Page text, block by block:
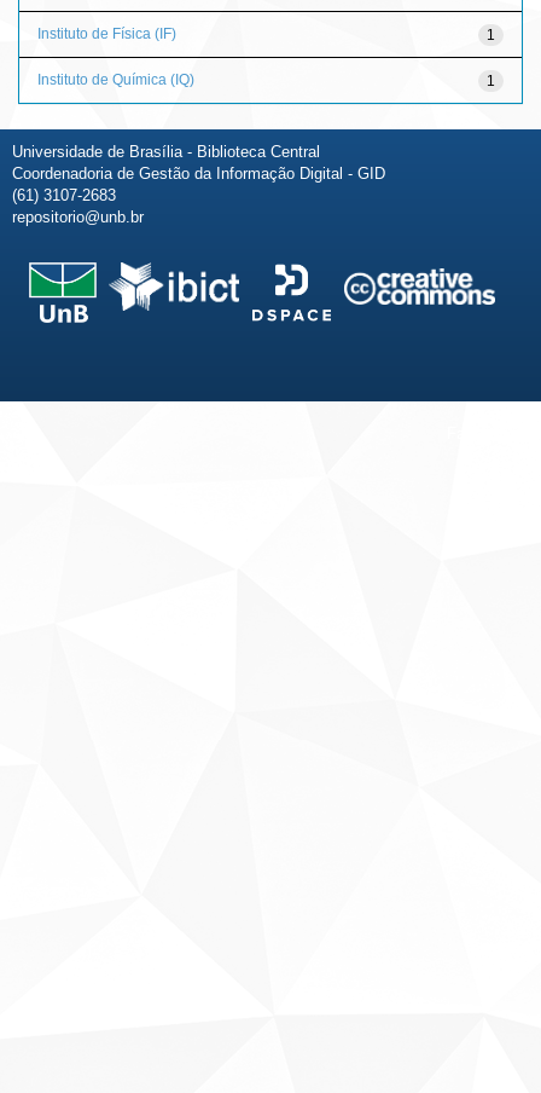
1
Instituto de Física (IF)
1
Instituto de Química (IQ)
Universidade de Brasília - Biblioteca Central
Coordenadoria de Gestão da Informação Digital - GID
(61) 3107-2683
repositorio@unb.br